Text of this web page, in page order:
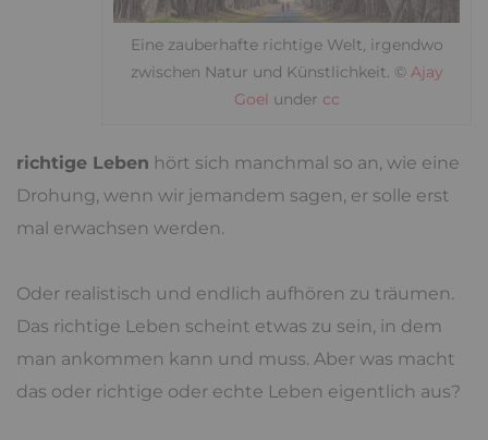
Eine zauberhafte richtige Welt, irgendwo
zwischen Natur und Künstlichkeit. © Ajay
Goel under cc
richtige Leben hört sich manchmal so an, wie eine
Drohung, wenn wir jemandem sagen, er solle erst
mal erwachsen werden.
Oder realistisch und endlich aufhören zu träumen.
Das richtige Leben scheint etwas zu sein, in dem
man ankommen kann und muss. Aber was macht
das oder richtige oder echte Leben eigentlich aus?